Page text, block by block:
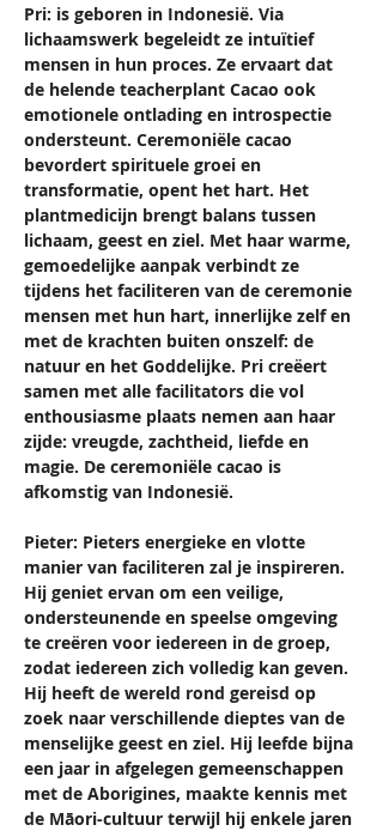
Pri: is geboren in Indonesië. Via
lichaamswerk begeleidt ze intuïtief
mensen in hun proces. Ze ervaart dat
de helende teacherplant Cacao ook
emotionele ontlading en introspectie
ondersteunt. Ceremoniële cacao
bevordert spirituele groei en
transformatie, opent het hart. Het
plantmedicijn brengt balans tussen
lichaam, geest en ziel. Met haar warme,
gemoedelijke aanpak verbindt ze
tijdens het faciliteren van de ceremonie
mensen met hun hart, innerlijke zelf en
met de krachten buiten onszelf: de
natuur en het Goddelijke. Pri creëert
samen met alle facilitators die vol
enthousiasme plaats nemen aan haar
zijde: vreugde, zachtheid, liefde en
magie. De ceremoniële cacao is
afkomstig van Indonesië.
Pieter: Pieters energieke en vlotte
manier van faciliteren zal je inspireren.
Hij geniet ervan om een veilige,
ondersteunende en speelse omgeving
te creëren voor iedereen in de groep,
zodat iedereen zich volledig kan geven.
Hij heeft de wereld rond gereisd op
zoek naar verschillende dieptes van de
menselijke geest en ziel. Hij leefde bijna
een jaar in afgelegen gemeenschappen
met de Aborigines, maakte kennis met
de Māori-cultuur terwijl hij enkele jaren